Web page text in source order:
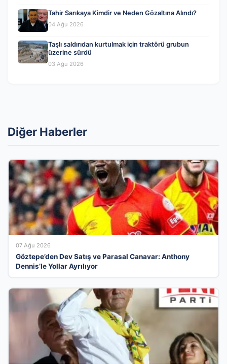
Tahir Sarıkaya Kimdir ve Neden Gözaltına Alındı?
04 Ağu 2026
Taşlı saldırıdan kurtulmak için traktörü grubun
üzerine sürdü
03 Ağu 2026
Diğer Haberler
07 Ağu 2026
Göztepe’den Dev Satış ve Parasal Canavar: Anthony
Dennis’le Yollar Ayrılıyor